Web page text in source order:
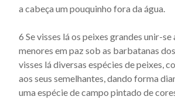
Actus beati Francisci et sociorum eius
Actus beati Francisci et sociorum
Actus beati Francisci et sociorum
Actus beati Francisci et sociorum
Actus beati Francisci et sociorum eius
a cabeça um pouquinho fora da água.
6 Se visses lá os peixes grandes unir-se
menores em paz sob as barbatanas
visses lá diversas espécies de peixes,
aos seus semelhantes, dando forma
uma espécie de campo pintado de